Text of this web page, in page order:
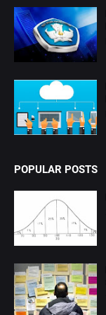
POPULAR POSTS